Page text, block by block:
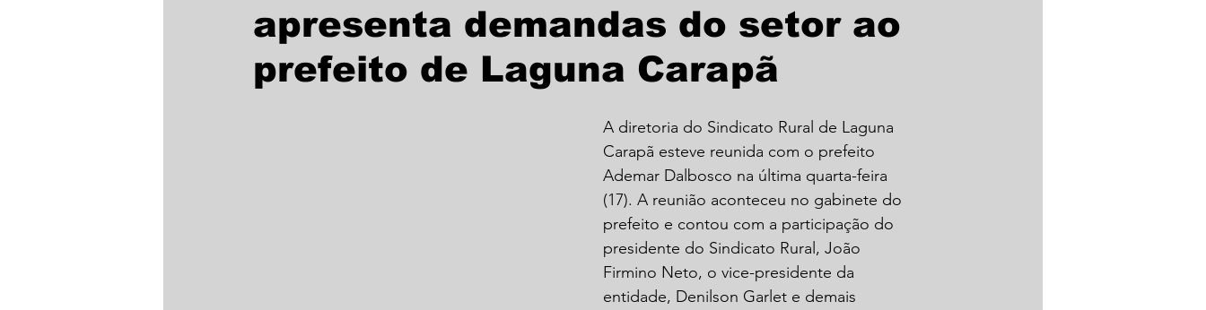
apresenta demandas do setor ao
prefeito de Laguna Carapã
A diretoria do Sindicato Rural de Laguna
Carapã esteve reunida com o prefeito
Ademar Dalbosco na última quarta-feira
(17). A reunião aconteceu no gabinete do
prefeito e contou com a participação do
presidente do Sindicato Rural, João
Firmino Neto, o vice-presidente da
entidade, Denilson Garlet e demais